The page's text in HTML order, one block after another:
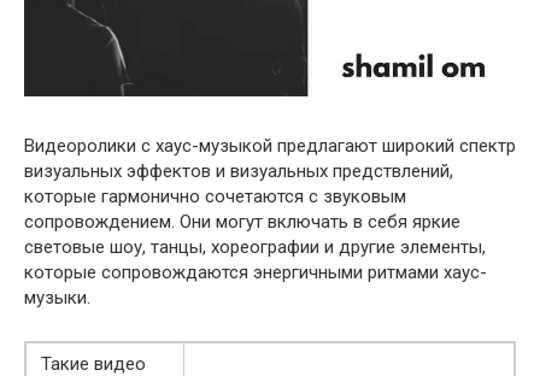
Видеоролики с хаус-музыкой предлагают широкий спектр
визуальных эффектов и визуальных предствлений,
которые гармонично сочетаются с звуковым
сопровождением. Они могут включать в себя яркие
световые шоу, танцы, хореографии и другие элементы,
которые сопровождаются энергичными ритмами хаус-
музыки.
Такие видео